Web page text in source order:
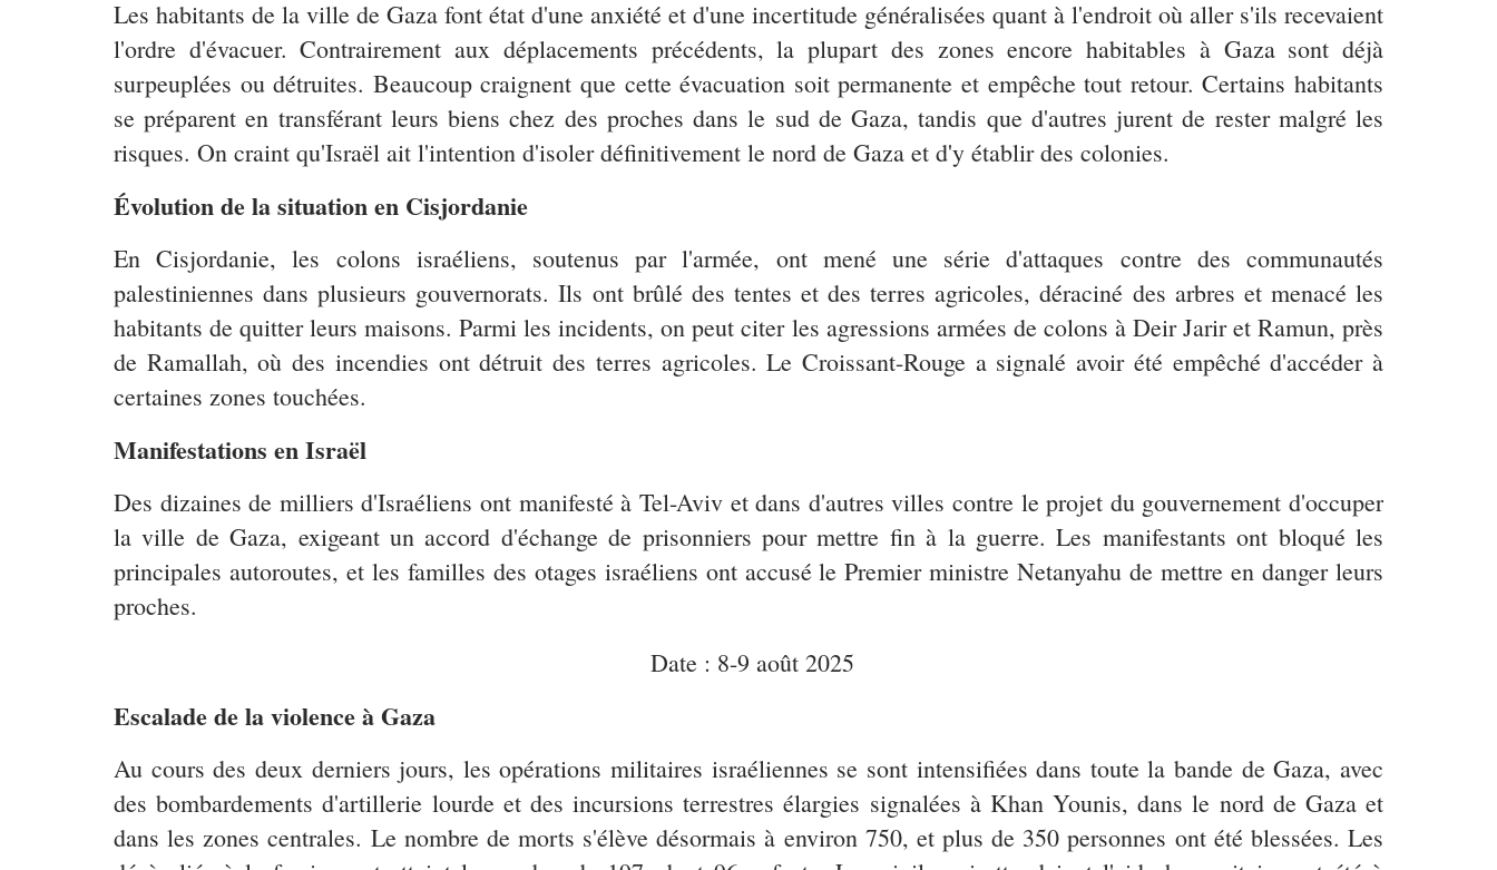
Les habitants de la ville de Gaza font état d'une anxiété et d'une incertitude généralisées quant à l'endroit où aller s'ils recevaient
l'ordre d'évacuer. Contrairement aux déplacements précédents, la plupart des zones encore habitables à Gaza sont déjà
surpeuplées ou détruites. Beaucoup craignent que cette évacuation soit permanente et empêche tout retour. Certains habitants
se préparent en transférant leurs biens chez des proches dans le sud de Gaza, tandis que d'autres jurent de rester malgré les
risques. On craint qu'Israël ait l'intention d'isoler définitivement le nord de Gaza et d'y établir des colonies.
Évolution de la situation en Cisjordanie
En Cisjordanie, les colons israéliens, soutenus par l'armée, ont mené une série d'attaques contre des communautés
palestiniennes dans plusieurs gouvernorats. Ils ont brûlé des tentes et des terres agricoles, déraciné des arbres et menacé les
habitants de quitter leurs maisons. Parmi les incidents, on peut citer les agressions armées de colons à Deir Jarir et Ramun, près
de Ramallah, où des incendies ont détruit des terres agricoles. Le Croissant-Rouge a signalé avoir été empêché d'accéder à
certaines zones touchées.
Manifestations en Israël
Des dizaines de milliers d'Israéliens ont manifesté à Tel-Aviv et dans d'autres villes contre le projet du gouvernement d'occuper
la ville de Gaza, exigeant un accord d'échange de prisonniers pour mettre fin à la guerre. Les manifestants ont bloqué les
principales autoroutes, et les familles des otages israéliens ont accusé le Premier ministre Netanyahu de mettre en danger leurs
proches.
Date : 8-9 août 2025
Escalade de la violence à Gaza
Au cours des deux derniers jours, les opérations militaires israéliennes se sont intensifiées dans toute la bande de Gaza, avec
des bombardements d'artillerie lourde et des incursions terrestres élargies signalées à Khan Younis, dans le nord de Gaza et
dans les zones centrales. Le nombre de morts s'élève désormais à environ 750, et plus de 350 personnes ont été blessées. Les